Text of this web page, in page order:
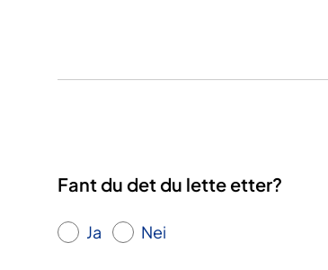
Fant du det du lette etter?
Ja Nei